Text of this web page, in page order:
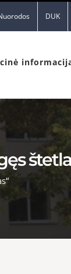
DUK